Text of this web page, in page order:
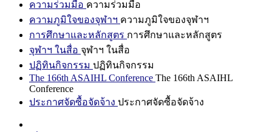
ความร่วมมือ ความร่วมมือ
ความภูมิใจของจุฬาฯ ความภูมิใจของจุฬาฯ
การศึกษาและหลักสูตร การศึกษาและหลักสูตร
จุฬาฯ ในสื่อ จุฬาฯ ในสื่อ
ปฏิทินกิจกรรม ปฏิทินกิจกรรม
The 166th ASAIHL Conference The 166th ASAIHL
Conference
ประกาศจัดซื้อจัดจ้าง ประกาศจัดซื้อจัดจ้าง